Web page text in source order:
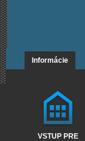
Informácie
VSTUP PRE